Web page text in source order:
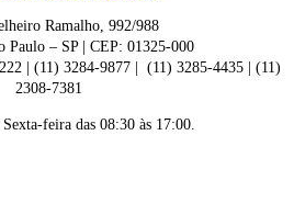
Ramalho, 992/988
Paulo – SP | CEP: 01325-000
| (11) 3284-9877 | (11) 3285-4435 | (11)
2308-7381
feira das 08:30 às 17:00.